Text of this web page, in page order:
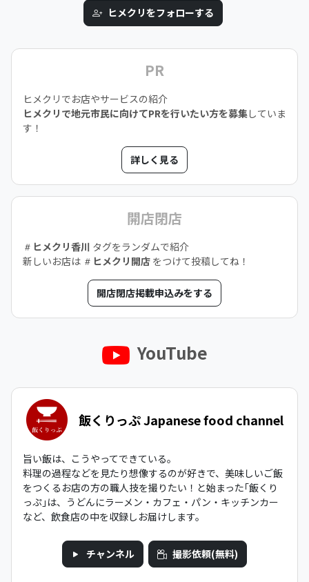
ヒメクリをフォローする
PR
ヒメクリでお店やサービスの紹介
ヒメクリで地元市民に向けてPRを行いたい方を募集していま
す！
詳しく見る
開店閉店
ヒメクリ香川 タグをランダムで紹介
新しいお店は
ヒメクリ開店 をつけて投稿してね！
開店閉店掲載申込みをする
YouTube
飯くりっぷ Japanese food channel
旨い飯は、こうやってできている。
料理の過程などを見たり想像するのが好きで、美味しいご飯
をつくるお店の方の職人技を撮りたい！と始まった｢飯くり
っぷ｣は、うどんにラーメン・カフェ・パン・キッチンカー
など、飲食店の中を収録しお届けします。
チャンネル 撮影依頼(無料)